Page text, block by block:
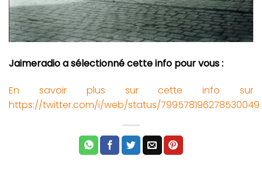
Jaimeradio a sélectionné cette info pour vous :
En savoir plus sur cette info sur
https://twitter.com/i/web/status/799578196278530049